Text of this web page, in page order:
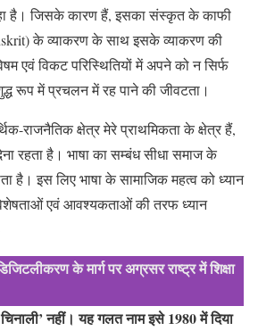
है। जिसके कारण हैं, इसका संस्कृत के काफी
के व्याकरण के साथ इसके व्याकरण की
एवं विकट परिस्थितियों में अपने को न सिर्फ
रूप में प्रचलन में रह पाने की जीवटता।
राजनैतिक क्षेत्र मेरे प्राथमिकता के क्षेत्र हैं,
रहता है। भाषा का सम्बंध सीधा समाज के
है। इस लिए भाषा के सामाजिक महत्व को ध्यान
एवं आवश्यकताओं की तरफ ध्यान
के मार्ग पर अग्रसर राष्ट्र में शिक्षा
नहीं। यह गलत नाम इसे 1980 में दिया